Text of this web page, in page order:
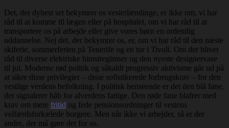
Det, der dybest set bekymrer os vesterlændinge, er ikke om, vi har
råd til at komme til lægen eller på hospitalet, om vi har råd til at
transportere os på arbejde eller give vores børn en ordentlig
uddannelse. Nej det, der bekymrer os, er, om vi har råd til den næste
skiferie, sommerferien på Tenerife og en tur i Tivoli. Om der bliver
råd til diverse elektriske himstregimser og den nyeste designervase
til jul. Moderne rød politik og såkaldt progressiv aktivisme går ud på
at sikre disse privilegier – disse sofistikerede forbrugskrav – for den
vestlige verdens befolkning. I politisk henseende er det den blå fane,
der signalerer håb for alverdens fattige. Den røde fane blafrer med
krav om mere fritid og fede pensionsordninger til vestens
velfærdsforkælede borgere. Men når ikke vi arbejder, så er der
andre, der må gøre det for os.